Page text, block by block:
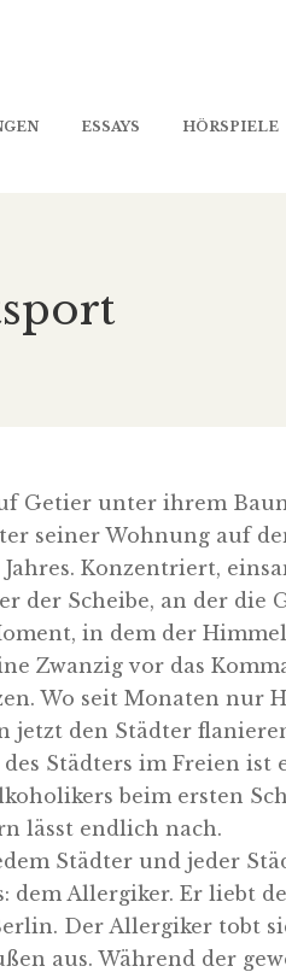
ESSAYS HÖRSPIELE
Getier unter ihrem
seiner Wohnung auf
Jahres. Konzentriert,
der Scheibe, an der die
in dem der
Zwanzig vor das
Wo seit Monaten nur
jetzt den Städter
des Städters im Freien ist
beim ersten
lässt endlich nach.
Städter und jeder
dem Allergiker. Er liebt
Der Allergiker tobt
aus. Während der